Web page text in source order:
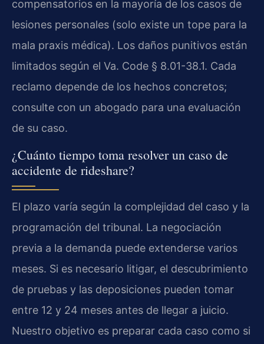
compensatorios en la mayoría de los casos de
lesiones personales (solo existe un tope para la
mala praxis médica). Los daños punitivos están
limitados según el Va. Code § 8.01-38.1. Cada
reclamo depende de los hechos concretos;
consulte con un abogado para una evaluación
de su caso.
¿Cuánto tiempo toma resolver un caso de
accidente de rideshare?
El plazo varía según la complejidad del caso y la
programación del tribunal. La negociación
previa a la demanda puede extenderse varios
meses. Si es necesario litigar, el descubrimiento
de pruebas y las deposiciones pueden tomar
entre 12 y 24 meses antes de llegar a juicio.
Nuestro objetivo es preparar cada caso como si